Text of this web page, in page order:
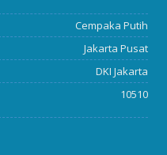
Cempaka Putih
Jakarta Pusat
DKI Jakarta
10510